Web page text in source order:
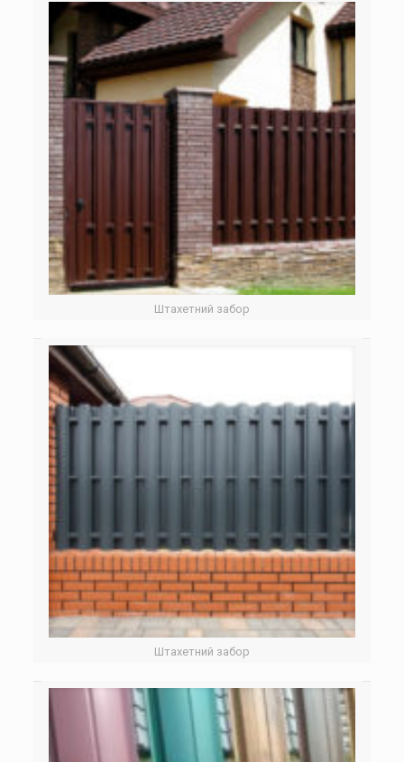
Штахетний забор
Штахетний забор